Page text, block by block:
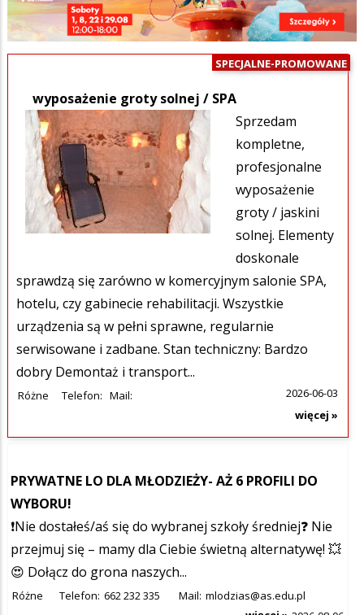
Szukana fraza w ogłoszeniach
wyposażenie groty solnej / SPA
SPECJALNE-PROMOWANE
Sprzedam
kompletne,
profesjonalne
wyposażenie
groty / jaskini
solnej. Elementy
doskonale
sprawdzą się zarówno w komercyjnym salonie SPA,
hotelu, czy gabinecie rehabilitacji. Wszystkie
urządzenia są w pełni sprawne, regularnie
serwisowane i zadbane. Stan techniczny: Bardzo
dobry Demontaż i transport...
Różne Telefon: Mail:
2026-06-03
więcej »
PRYWATNE LO DLA MŁODZIEŻY- AŻ 6 PROFILI DO
WYBORU!
❗Nie dostałeś/aś się do wybranej szkoły średniej❓ Nie
przejmuj się – mamy dla Ciebie świetną alternatywę! 💥
😍 Dołącz do grona naszych...
Różne Telefon: 662 232 335 Mail: mlodzias@as.edu.pl